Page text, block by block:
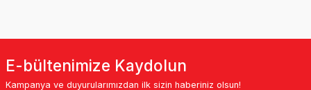
E-bültenimize Kaydolun
Kampanya ve duyurularımızdan ilk sizin haberiniz olsun!